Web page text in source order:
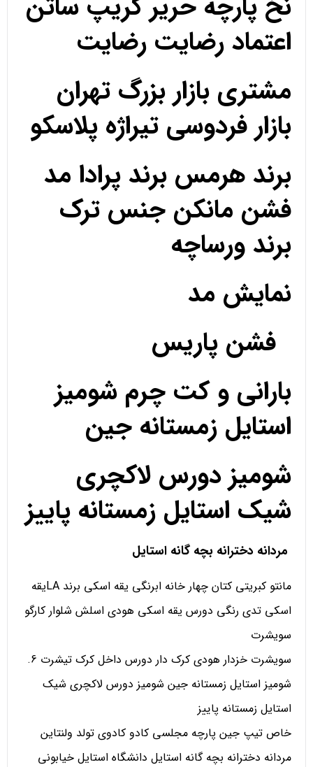
اعتماد رضایت رضایت
مشتری بازار بزرگ تهران
بازار فردوسی تیراژه پلاسکو
برند هرمس برند پرادا مد
فشن مانکن جنس ترک
برند ورساچه
نمایش مد
فشن پاریس
بارانی و کت چرم شومیز
استایل زمستانه جین
شومیز دورس لاکچری
شیک استایل زمستانه پاییز
مردانه دخترانه بچه گانه استایل
مانتو کبریتی کتان چهار خانه ابرنگی یقه اسکی برند LAیقه
اسکی تدی رنگی دورس یقه اسکی هودی اسلش شلوار کارگو
سویشرت
سویشرت خزدار هودی کرک دار دورس داخل کرک تیشرت 6.
شومیز استایل زمستانه جین شومیز دورس لاکچری شیک
استایل زمستانه پاییز
خاص تیپ جین پارچه مجلسی کادو کادوی تولد ولنتاین
مردانه دخترانه بچه گانه استایل دانشگاه استایل خیابونی